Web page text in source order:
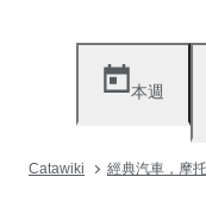
本週
Catawiki 經典汽車，摩